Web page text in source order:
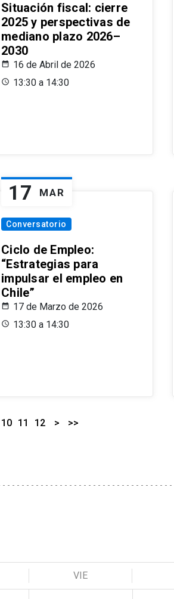
Situación fiscal: cierre
2025 y perspectivas de
mediano plazo 2026–
2030
16 de Abril de 2026
13:30 a 14:30
17 MAR
Conversatorio
Ciclo de Empleo:
“Estrategias para
impulsar el empleo en
Chile”
17 de Marzo de 2026
13:30 a 14:30
10 11 12 > >>
VIE